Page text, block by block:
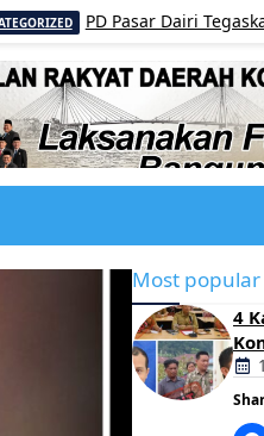
PD Pasar Dairi Tegaskan Area
Most popular
4